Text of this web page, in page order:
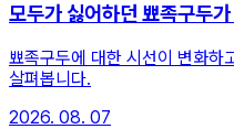
모두가 싫어하던 뾰족구두
뾰족구두에 대한 시선이 변화하
살펴봅니다.
2026. 08. 07